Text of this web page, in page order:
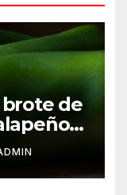
brote de